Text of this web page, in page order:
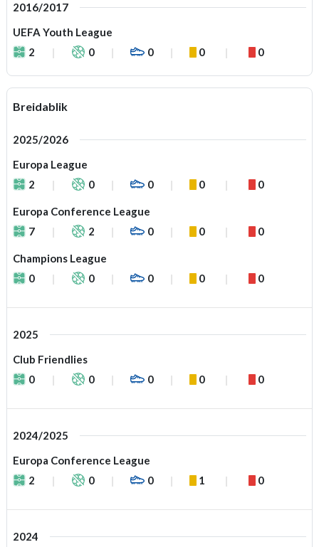
2016/2017
UEFA Youth League
2
0 0 0 0
Breidablik
2025/2026
Europa League
2
0 0 0 0
Europa Conference League
7
2 0 0 0
Champions League
0
0 0 0 0
2025
Club Friendlies
0
0 0 0 0
2024/2025
Europa Conference League
2
0 0 1 0
2024